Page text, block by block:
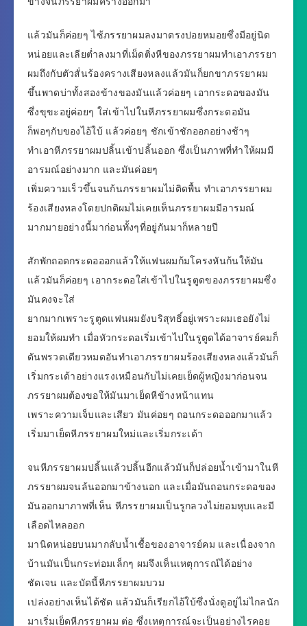
แล้วมันก็ค่อยๆ ไซ้ภรรยาผมลงมาตรงปอยหมอยซึ่งมีอยู่นิด
หน่อยและเลียต่ำลงมาที่เม็ดติ่งหีของภรรยาผมทำเอาภรรยา
ผมถึงกับตัวสั่นร้องครางเสียงหลงแล้วมันก็ยกขาภรรยาผม
ขึ้นพาดบ่าทั้งสองข้างของมันแล้วค่อยๆ เอากระดอของมัน
ซึ่งขุขะอยู่ค่อยๆ ใส่เข้าไปในหีภรรยาผมซึ่งกระดอมัน
ก็พอๆกับของไอ้ใบ้ แล้วค่อยๆ ชักเข้าชักออกอย่างช้าๆ
ทำเอาหีภรรยาผมปลิ้นเข้าปลิ้นออก ซึ่งเป็นภาพที่ทำให้ผมมี
อารมณ์อย่างมาก และมันค่อยๆ
เพิ่มความเร็วขึ้นจนก้นภรรยาผมไม่ติดพื้น ทำเอาภรรยาผม
ร้องเสียงหลงโดยปกติผมไม่เคยเห็นภรรยาผมมีอารมณ์
มากมายอย่างนี้มาก่อนทั้งๆที่อยู่กันมาก็หลายปี
สักพักถอดกระดอออกแล้วให้แฟนผมก้มโครงหันก้นให้มัน
แล้วมันก็ค่อยๆ เอากระดอใส่เข้าไปในรูตูดของภรรยาผมซึ่ง
มันคงจะใส่
ยากมากเพราะรูตูดแฟนผมยังบริสุทธิ์อยู่เพราะผมเธอยังไม่
ยอมให้ผมทำ เมื่อหัวกระดอเริ่มเข้าไปในรูตูดได้อาจารย์คมก็
ดันพรวดเดียวหมดอันทำเอาภรรยาผมร้องเสียงหลงแล้วมันก็
เริ่มกระเด้าอย่างแรงเหมือนกับไม่เคยเย็ดผู้หญิงมาก่อนจน
ภรรยาผมต้องขอให้มันมาเย็ดหีข้างหน้าแทน
เพราะความเจ็บและเสียว มันค่อยๆ ถอนกระดอออกมาแล้ว
เริ่มมาเย็ดหีภรรยาผมใหม่และเริ่มกระเด้า
จนหีภรรยาผมปลิ้นแล้วปลิ้นอีกแล้วมันก็ปล่อยน้ำเข้ามาในหี
ภรรยาผมจนล้นออกมาข้างนอก และเมื่อมันถอนกระดอของ
มันออกมาภาพที่เห็น หีภรรยาผมเป็นรูกลวงไม่ยอมหุบและมี
เลือดไหลออก
มานิดหน่อยบนมากลับน้ำเชื้อของอาจารย์คม และเนื่องจาก
บ้านมันเป็นกระท่อมเล็กๆ ผมจึงเห็นเหตุการณ์ได้อย่าง
ชัดเจน และบัดนี้หีภรรยาผมบวม
เปล่งอย่างเห็นได้ชัด แล้วมันก็เรียกไอ้ใบ้ซึ่งนั่งดูอยู่ไม่ไกลนัก
มาเริ่มเย็ดหีภรรยาผม ต่อ ซึ่งเหตุการณ์จะเป็นอย่างไรคอย